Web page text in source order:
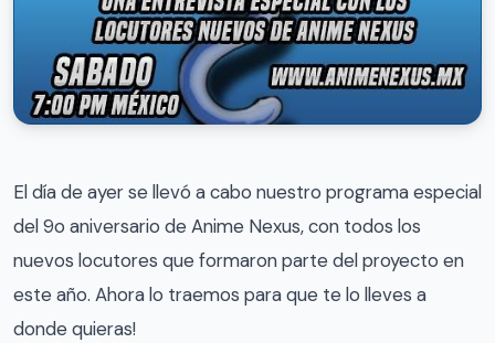
El día de ayer se llevó a cabo nuestro programa especial
del 9o aniversario de Anime Nexus, con todos los
nuevos locutores que formaron parte del proyecto en
este año. Ahora lo traemos para que te lo lleves a
donde quieras!